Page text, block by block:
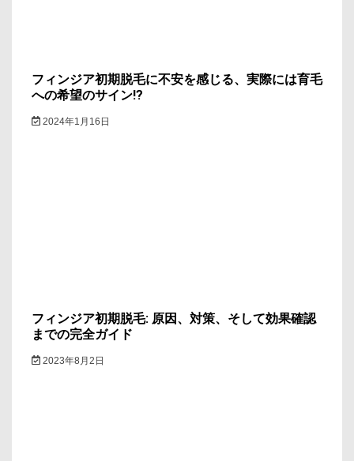
フィンジア初期脱毛に不安を感じる、実際には育毛
への希望のサイン!?
2024年1月16日
フィンジア初期脱毛: 原因、対策、そして効果確認
までの完全ガイド
2023年8月2日